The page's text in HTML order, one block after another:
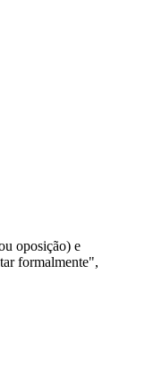
oposição) e
formalmente",